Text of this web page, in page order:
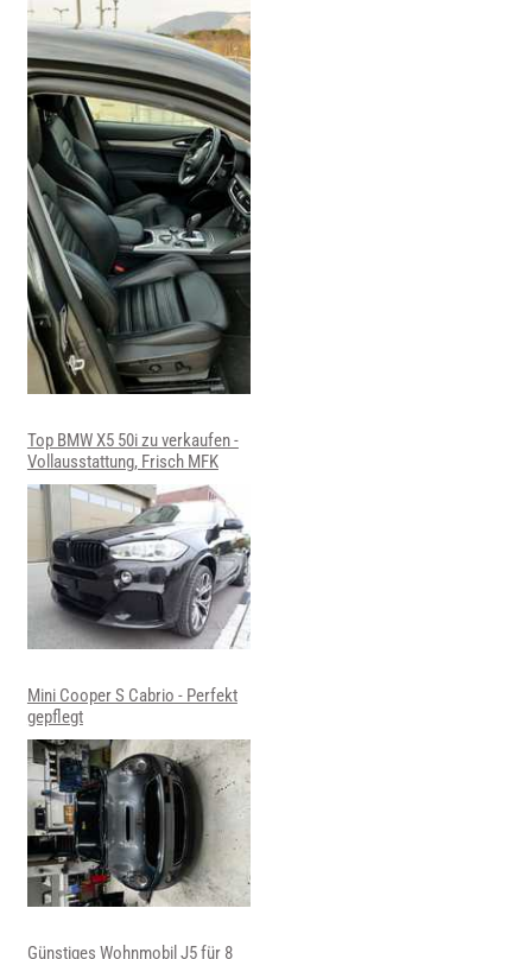
Top BMW X5 50i zu verkaufen -
Vollausstattung, Frisch MFK
Mini Cooper S Cabrio - Perfekt
gepflegt
Günstiges Wohnmobil J5 für 8